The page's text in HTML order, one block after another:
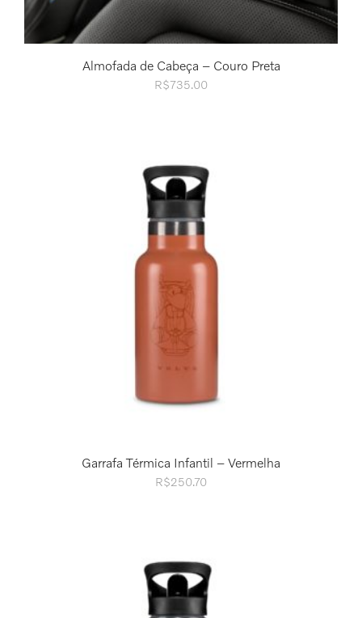
Almofada de Cabeça – Couro Preta
R$735.00
Garrafa Térmica Infantil – Vermelha
R$250.70